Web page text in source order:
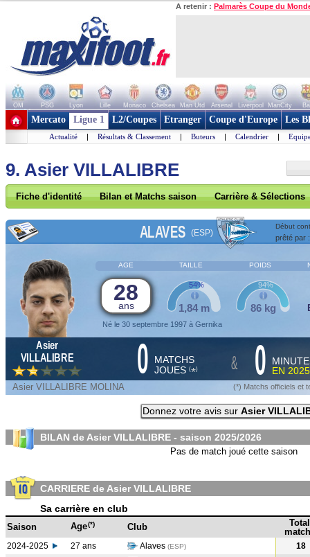
A retenir : Palmarès Coupe du
OM PSG Lyon Lille Monaco Chelsea Man Utd Arsenal Liverpool ManCity
+ de clubs
Mercato Ligue 1 L2/Coupes Etranger Coupe d'Europe Les
Actualité | Résultats & Classement | Buteurs | Calendrier |
9. Asier VILLALIBRE
Fiche d'identité Bilan et Matchs saison Carrière & Sélections
ALAVES (ESP)
Début
prêté par
AGE TAILLE POIDS
28
ans
Né le 30 septembre 1997 à Gernika
1,84 m
54%
86 kg
94%
Asier
VILLALIBRE
0 MATCHS
JOUES (*) & 0
EN
Asier VILLALIBRE MOLINA (*) Matchs officiels et
Donnez votre avis sur Asier
BILAN de Asier VILLALIBRE - saison 2025/2026
Pas de match joué cette saison
CARRIERE de Asier VILLALIBRE
Sa carrière en club
Saison Age(*) Club
Total
2024-2025 27 ans Alaves (ESP)
18